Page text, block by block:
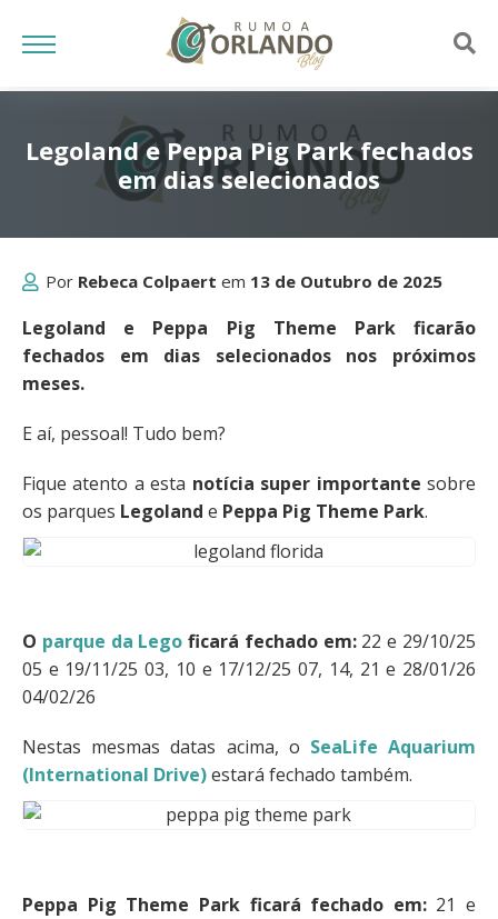
Legoland e Peppa Pig Park fechados
em dias selecionados
Por Rebeca Colpaert em 13 de Outubro de 2025
Legoland e Peppa Pig Theme Park ficarão
fechados em dias selecionados nos próximos
meses.
E aí, pessoal! Tudo bem?
Fique atento a esta notícia super importante sobre
os parques Legoland e Peppa Pig Theme Park.
O parque da Lego ficará fechado em:22 e 29/10/25
05 e 19/11/25 03, 10 e 17/12/25 07, 14, 21 e 28/01/26
04/02/26
Nestas mesmas datas acima, o SeaLife Aquarium
(International Drive)estará fechado também.
Peppa Pig Theme Park ficará fechado em:21 e